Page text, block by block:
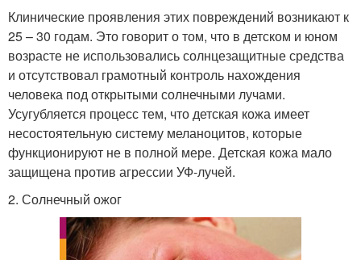
Клинические проявления этих повреждений возникают к
25 – 30 годам. Это говорит о том, что в детском и юном
возрасте не использовались солнцезащитные средства
и отсутствовал грамотный контроль нахождения
человека под открытыми солнечными лучами.
Усугубляется процесс тем, что детская кожа имеет
несостоятельную систему меланоцитов, которые
функционируют не в полной мере. Детская кожа мало
защищена против агрессии УФ-лучей.
2. Солнечный ожог